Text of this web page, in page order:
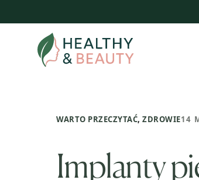
do
WARTO PRZECZYTAĆ,ZDROWIE14
Implanty